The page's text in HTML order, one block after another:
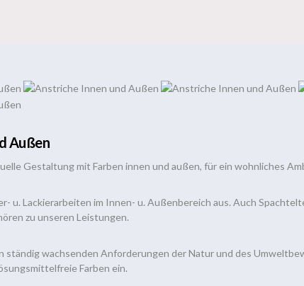
Außen
Gestaltung mit Farben innen und außen, für ein wohnliches
u. Lackierarbeiten im Innen- u. Außenbereich aus. Auch
zu unseren Leistungen.
ständig wachsenden Anforderungen der Natur und des
Farben ein.